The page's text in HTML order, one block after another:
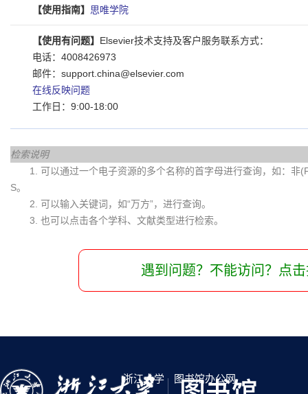
【使用指南】 思唯学院
【使用有问题】 Elsevier技术支持及客户服务联系方式：
电话：4008426973
邮件：support.china@elsevier.com
在线反映问题
工作日：9:00-18:00
检索说明
1. 可以通过一个电子资源的多个名称的首字母进行查询，如：
S。
2. 可以输入关键词，如“万方”，进行查询。
3. 也可以点击各个学科、文献类型进行检索。
遇到问题？不能访问？点
浙江大学 图书馆办公网